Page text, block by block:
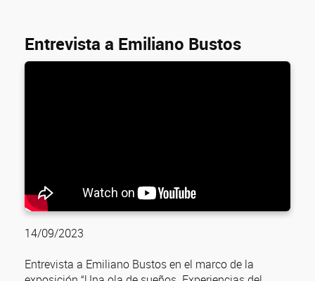
Entrevista a Emiliano Bustos
14/09/2023
Entrevista a Emiliano Bustos en el marco de la